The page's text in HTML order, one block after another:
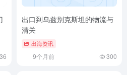
出口到乌兹别克斯坦的物流与
清关
出海资讯
9个月前 300